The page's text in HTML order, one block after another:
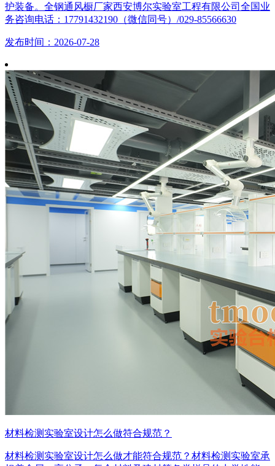
护装备。全钢通风橱厂家西安博尔实验室工程有限公司全国业
务咨询电话：17791432190（微信同号）/029-85566630
发布时间：2026-07-28
材料检测实验室设计怎么做符合规范？
材料检测实验室设计怎么做才能符合规范？材料检测实验室承